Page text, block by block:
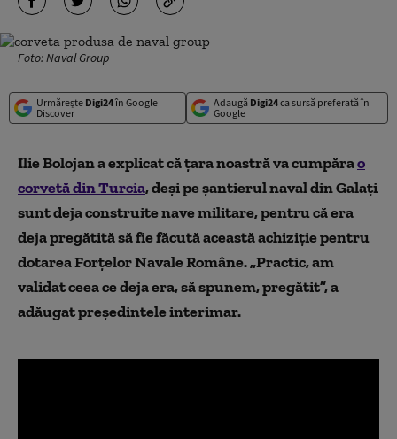
Foto: Naval Group
Urmărește Digi24în Google
Discover
Adaugă Digi24ca sursă preferată în
Google
Ilie Bolojan a explicat că țara noastră va cumpărao
corvetă din Turcia, deși pe șantierul naval din Galați
sunt deja construite nave militare, pentru că era
deja pregătită să fie făcută această achiziție pentru
dotarea Forțelor Navale Române. „Practic, am
validat ceea ce deja era, să spunem, pregătit”, a
adăugat președintele interimar.